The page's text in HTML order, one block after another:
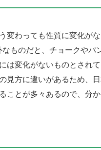
変わっても性質に変化が
ものだと、チョークやパ
は変化がないものとされ
見方に違いがあるため、
ことが多々あるので、分